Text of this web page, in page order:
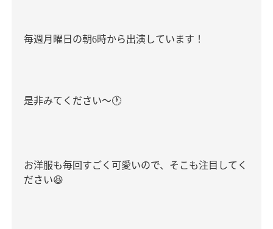
毎週月曜日の朝6時から出演しています！
是非みてください〜🕐
お洋服も毎回すごく可愛いので、そこも注目してく
ださい😆